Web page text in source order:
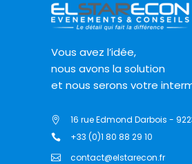
Vous avez l’idée,
nous avons la solution
et nous serons votre
16 rue Edmond Darbois -
+33 (0)1 80 88 29 10
contact@elstarecon.fr